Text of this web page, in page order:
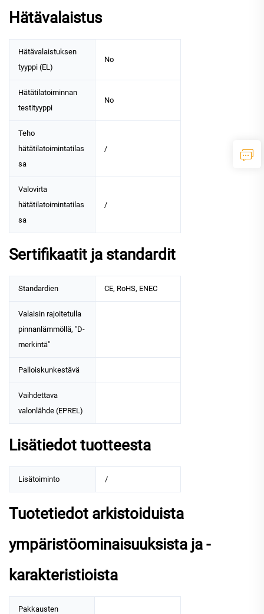
Hätävalaistus
Hätävalaistuksen
tyyppi (EL)
No
Hätätilatoiminnan
testityyppi
No
Teho
hätätilatoimintatilas
sa
/
Valovirta
hätätilatoimintatilas
sa
/
Sertifikaatit ja standardit
Standardien CE, RoHS, ENEC
Valaisin rajoitetulla
pinnanlämmöllä, "D-
merkintä"
Palloiskunkestävä
Vaihdettava
valonlähde (EPREL)
Lisätiedot tuotteesta
Lisätoiminto /
Tuotetiedot arkistoiduista
ympäristöominaisuuksista ja -
karakteristioista
Pakkausten